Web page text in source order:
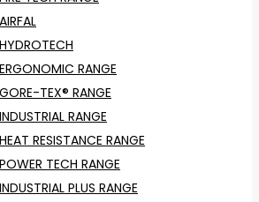
AIRFAL
HYDROTECH
ERGONOMIC RANGE
GORE-TEX® RANGE
INDUSTRIAL RANGE
HEAT RESISTANCE RANGE
POWER TECH RANGE
INDUSTRIAL PLUS RANGE